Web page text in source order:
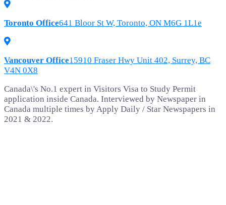
Toronto Office641 Bloor St W, Toronto, ON M6G 1L1e
Vancouver Office15910 Fraser Hwy Unit 402, Surrey, BC
V4N 0X8
Canada\'s No.1 expert in Visitors Visa to Study Permit
application inside Canada. Interviewed by Newspaper in
Canada multiple times by Apply Daily / Star Newspapers in
2021 & 2022.